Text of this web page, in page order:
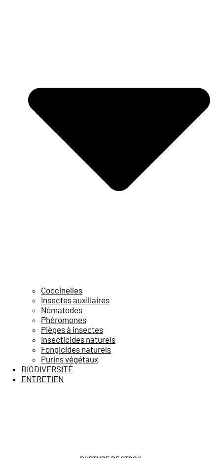
Coccinelles
Insectes auxiliaires
Nématodes
Phéromones
Pièges à insectes
Insecticides naturels
Fongicides naturels
Purins végétaux
BIODIVERSITÉ
ENTRETIEN